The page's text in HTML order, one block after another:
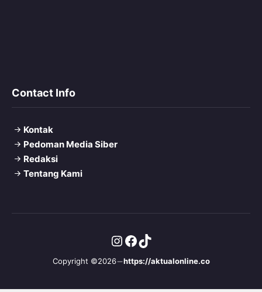
Contact Info
Kontak
Pedoman Media Siber
Redaksi
Tentang Kami
Copyright ©2026 https://aktualonline.co
Instagram
Facebook
TikTok